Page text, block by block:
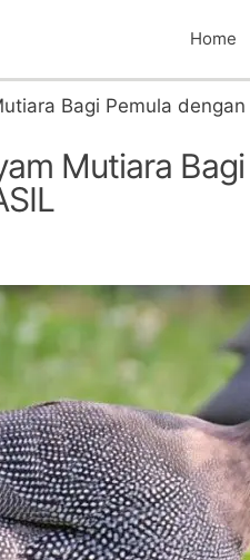
Home
Bagi Pemula dengan
Mutiara